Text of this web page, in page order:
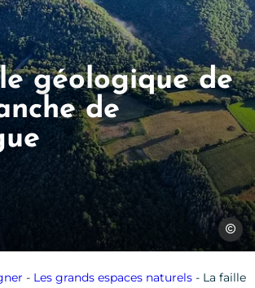
Julien
géologique de
de
- Les grands espaces naturels- La faille